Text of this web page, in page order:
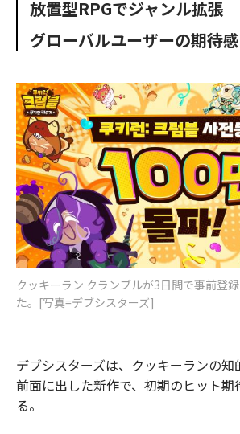
o
k
e
放置型RPGでジャンル拡張
グローバルユーザーの期待
クッキーラン クランブルが3日間で事前登
た。[写真=デブシスターズ]
デブシスターズは、クッキーランの知
前面に出した新作で、初期のヒット期
る。